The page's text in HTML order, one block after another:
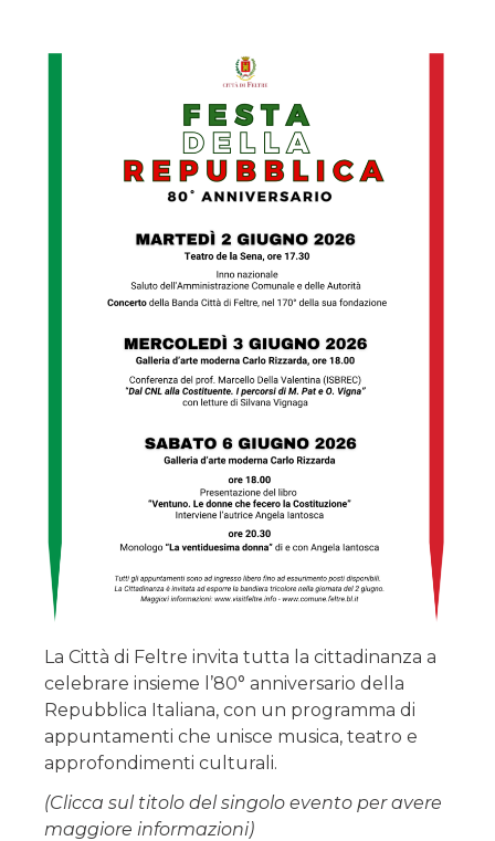
La Città di Feltre invita tutta la cittadinanza a
celebrare insieme l’80° anniversario della
Repubblica Italiana, con un programma di
appuntamenti che unisce musica, teatro e
approfondimenti culturali.
(Clicca sul titolo del singolo evento per avere
maggiore informazioni)